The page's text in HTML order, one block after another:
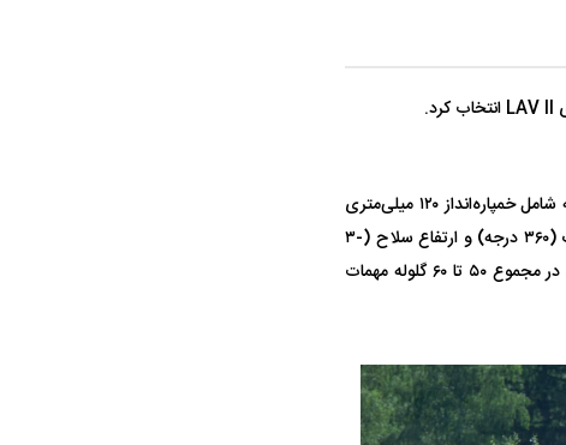
NEMO Patria AMV مجهز به یک سیستم خمپاره‌انداز ۱۲۰ میلی‌متری کنترل از راه دور است که شامل خمپاره‌انداز ۱۲۰ میلی‌متری
بدون خان، دستگاه بارگذاری، برجک، سیستم کنترل آتش و مخزن مهمات می‌شود. چرخش برجک (۳۶۰ درجه) و ارتفاع سلاح (-۳
درجه تا +۸۵ درجه) تمام الکتریکی با کنترل‌های پشتیبان دستی است. Patria NEMO می‌تواند در مجموع ۵۰ تا ۶۰ گلوله مهمات